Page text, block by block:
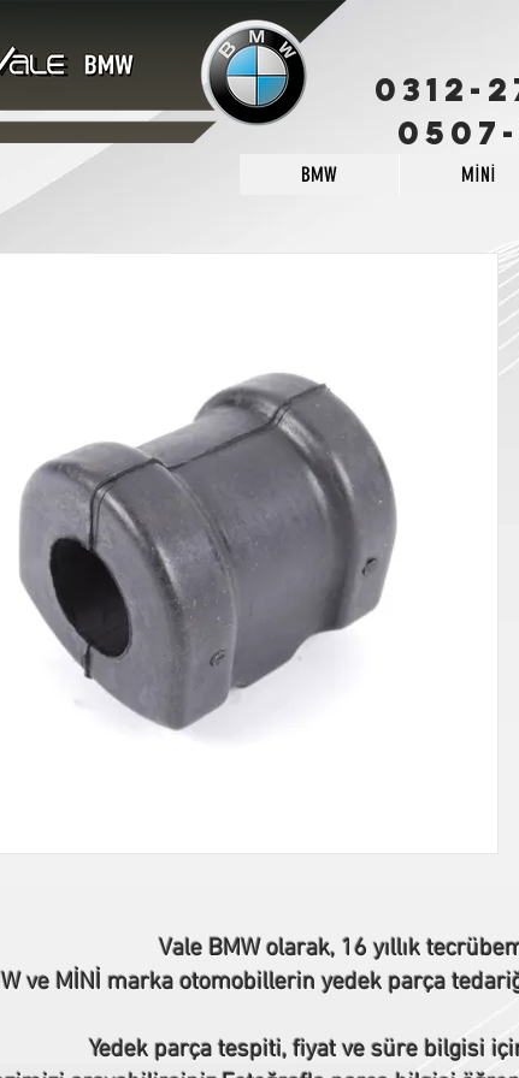
0312-
BMW MİNİ
Vale BMW olarak, 16 yıllık
ve MİNİ marka otomobillerin yedek parça
Yedek parça tespiti, fiyat ve süre bilgisi